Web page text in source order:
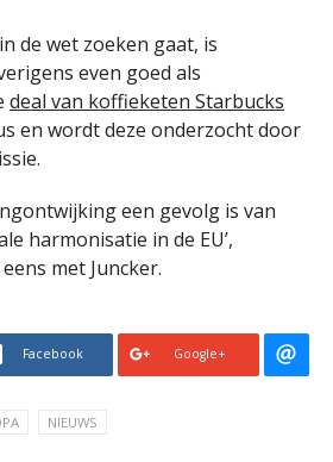
de wet zoeken gaat, is
even goed als
deal van koffieketen Starbucks
en wordt deze onderzocht door
een gevolg is van
harmonisatie in de EU’,
met Juncker.
Facebook Google+
NIEUWS